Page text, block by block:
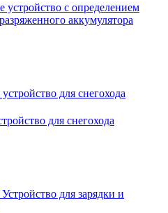
с определением
аккумулятора
для снегохода